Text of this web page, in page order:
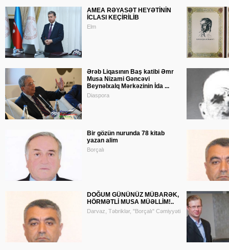
AMEA RƏYASƏT HEYƏTİNİN
İCLASI KEÇİRİLİB
Elm
Ərəb Liqasının Baş katibi Əmr
Musa Nizami Gəncəvi
Beynəlxalq Mərkəzinin İda ...
Diaspora
Bir gözün nurunda 78 kitab
yazan alim
Borçalı
DOĞUM GÜNÜNÜZ MÜBARƏK,
HÖRMƏTLİ MUSA MÜƏLLİM!..
Darvaz, Təbriklər, "Borçalı" Cəmiyyəti